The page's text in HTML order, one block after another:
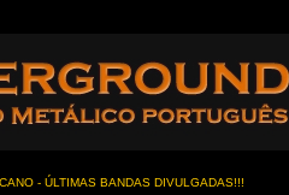
- ÚLTIMAS BANDAS DIVULGADAS!!!